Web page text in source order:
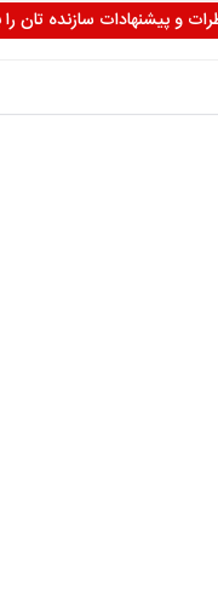
و پیشنهادات سازنده تان را